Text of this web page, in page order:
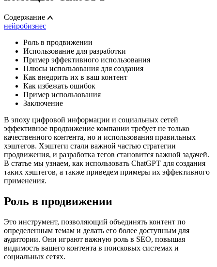
Содержание
нейробизнес
Роль в продвижении
Использование для разработки
Пример эффективного использования
Плюсы использования для создания
Как внедрить их в ваш контент
Как избежать ошибок
Пример использования
Заключение
В эпоху цифровой информации и социальных сетей
эффективное продвижение компании требует не только
качественного контента, но и использования правильных
хэштегов. Хэштеги стали важной частью стратегии
продвижения, и разработка тегов становится важной задачей.
В статье мы узнаем, как использовать ChatGPT для создания
таких хэштегов, а также приведем примеры их эффективного
применения.
Роль в продвижении
Это инструмент, позволяющий объединять контент по
определенным темам и делать его более доступным для
аудитории. Они играют важную роль в SEO, повышая
видимость вашего контента в поисковых системах и
социальных сетях.